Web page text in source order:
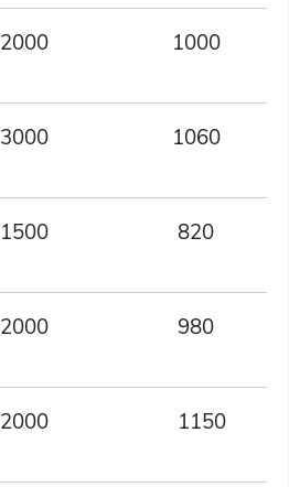
2000 1000
3000 1060
1500 820
2000 980
2000 1150